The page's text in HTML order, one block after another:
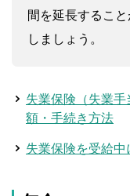
間を延長するこ
しましょう。
失業保険（失業
額・手続き方法
失業保険を受給中